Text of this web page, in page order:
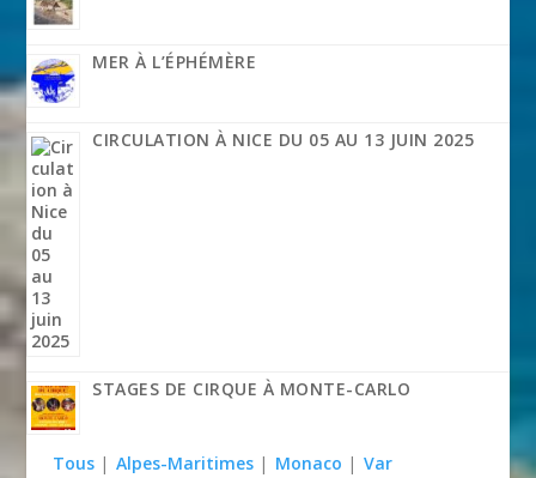
MER À L’ÉPHÉMÈRE
CIRCULATION À NICE DU 05 AU 13 JUIN 2025
STAGES DE CIRQUE À MONTE-CARLO
Tous | Alpes-Maritimes | Monaco | Var